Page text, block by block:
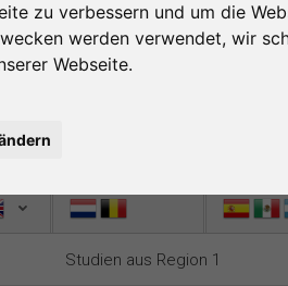
zu verbessern und um die
werden verwendet, wir
Webseite.
Platzierung deiner Studie
an deiner Studie
du zurück.
zu finden und
Studien aus Region 1